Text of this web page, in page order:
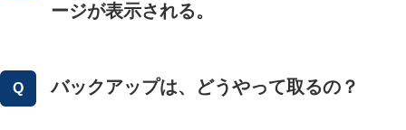
ージが表示される。
バックアップは、どうやって取るの？